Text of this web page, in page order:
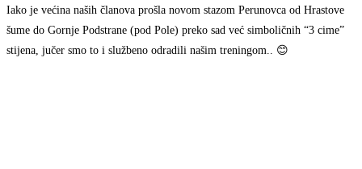
Iako je većina naših članova prošla novom stazom Perunovca od Hrastove
šume do Gornje Podstrane (pod Pole) preko sad već simboličnih “3 cime”
stijena, jučer smo to i službeno odradili našim treningom.. 😊